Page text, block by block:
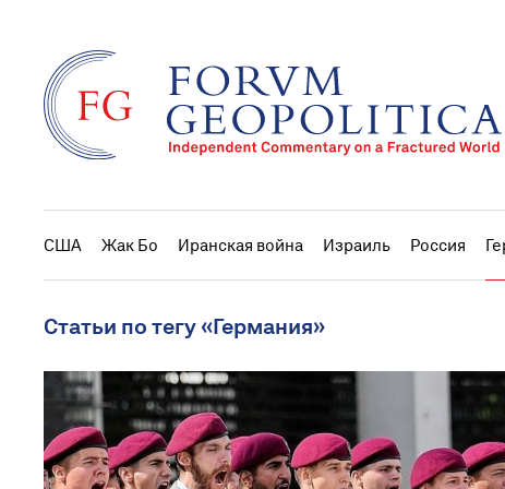
США Жак Бо Иранская война Израиль Россия
Статьи по тегу «Германия»